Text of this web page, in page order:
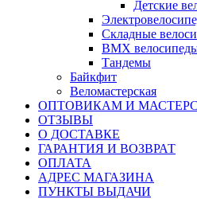
Детские
Складные
BMX
Тандемы
Байкфит
Веломастерская
ОПТОВИКАМ И
ОТЗЫВЫ
О ДОСТАВКЕ
ГАРАНТИЯ И ВОЗВРАТ
ОПЛАТА
АДРЕС МАГАЗИНА
ПУНКТЫ ВЫДАЧИ